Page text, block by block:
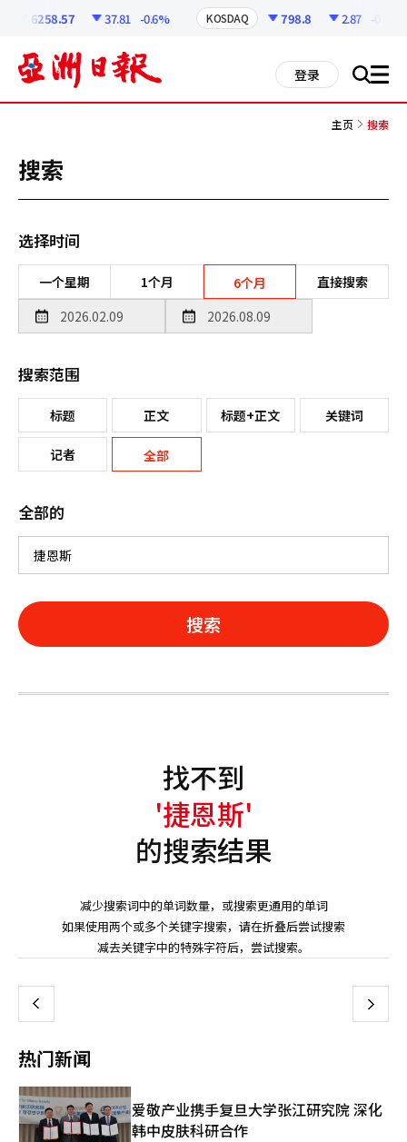
6258.57 37.81 -0.6% KOSDAQ 798.8 2.87 -0.36%
登录 搜 all
主页 搜索
搜索
选择时间
一个星期 1个月 6个月 直接搜索
搜索范围
标题 正文 标题+正文 关键词
记者 全部
全部的
搜索
找不到
'捷恩斯'
的搜索结果
减少搜索词中的单词数量，或搜索更通用的单词
如果使用两个或多个关键字搜索，请在折叠后尝试搜索
减去关键字中的特殊字符后，尝试搜索。
上 下
热门新闻
爱敬产业携手复旦大学张江研究院 深化
韩中皮肤科研合作